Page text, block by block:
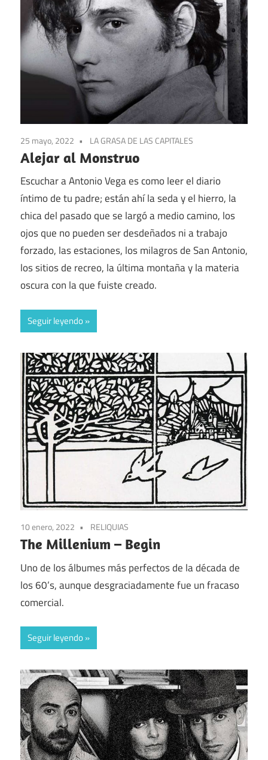
25 mayo, 2022 LA GRASA DE LAS CAPITALES
Alejar al Monstruo
Escuchar a Antonio Vega es como leer el diario
íntimo de tu padre; están ahí la seda y el hierro, la
chica del pasado que se largó a medio camino, los
ojos que no pueden ser desdeñados ni a trabajo
forzado, las estaciones, los milagros de San Antonio,
los sitios de recreo, la última montaña y la materia
oscura con la que fuiste creado.
Seguir leyendo
10 enero, 2022 RELIQUIAS
The Millenium – Begin
Uno de los álbumes más perfectos de la década de
los 60’s, aunque desgraciadamente fue un fracaso
comercial.
Seguir leyendo